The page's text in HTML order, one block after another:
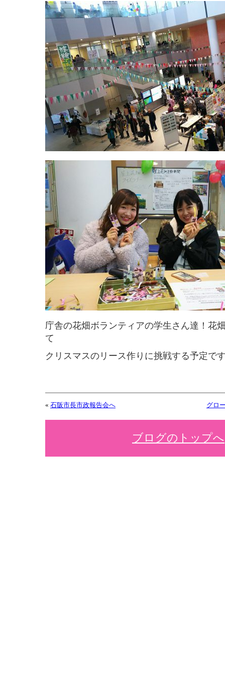
庁舎の花畑ボランティアの学生さん達！花
て
クリスマスのリース作りに挑戦する予定で
« 石阪市長市政報告会へ グロ
ブログのトップへ